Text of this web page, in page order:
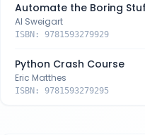
Automate the Boring
Al Sweigart
ISBN: 9781593279929
Python Crash Course
Eric Matthes
ISBN: 9781593279295